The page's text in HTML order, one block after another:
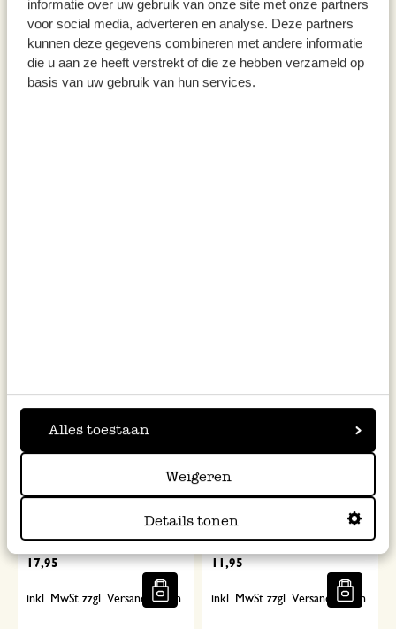
informatie over uw gebruik van onze site met onze partners
voor social media, adverteren en analyse. Deze partners
kunnen deze gegevens combineren met andere informatie
die u aan ze heeft verstrekt of die ze hebben verzameld op
basis van uw gebruik van hun services.
Alles toestaan
Weigeren
Details tonen
17,95
inkl. MwSt zzgl. Versandkosten
11,95
inkl. MwSt zzgl. Versandkosten